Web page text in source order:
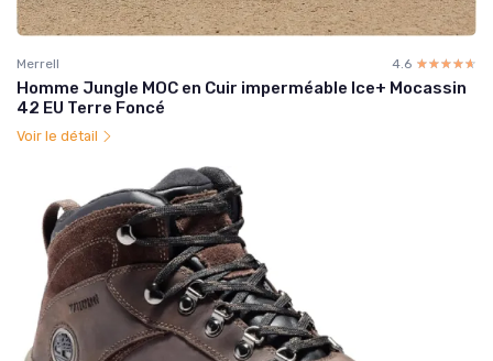
Merrell 4.6 ☆☆☆☆☆
★★★★★
Homme Jungle MOC en Cuir imperméable Ice+ Mocassin
42 EU Terre Foncé
Voir le détail